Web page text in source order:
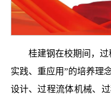
桂建钢在校期间，
实践、重应用”的培养理
设计、过程流体机械、